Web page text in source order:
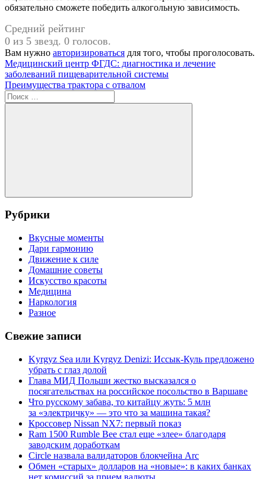
обязательно сможете победить алкогольную зависимость.
Средний рейтинг
0 из 5 звезд. 0 голосов.
Вам нужно авторизироваться для того, чтобы проголосовать.
Навигация
по
записям
Предыдущая
запись:
Медицинский центр ФГДС: диагностика и лечение
заболеваний пищеварительной системы
Следующая
запись:
Преимущества трактора с отвалом
Поиск
для:
Поиск
Рубрики
Вкусные моменты
Дари гармонию
Движение к силе
Домашние советы
Искусство красоты
Медицина
Наркология
Разное
Свежие записи
Kyrgyz Sea или Kyrgyz Denizi: Иссык-Куль предложено
убрать с глаз долой
Глава МИД Польши жестко высказался о
посягательствах на российское посольство в Варшаве
Что русскому забава, то китайцу жуть: 5 млн
за «электричку» — это что за машина такая?
Кроссовер Nissan NX7: первый показ
Ram 1500 Rumble Bee стал еще «злее» благодаря
заводским доработкам
Circle назвала валидаторов блокчейна Arc
Обмен «старых» долларов на «новые»: в каких банках
нет комиссий за прием валюты